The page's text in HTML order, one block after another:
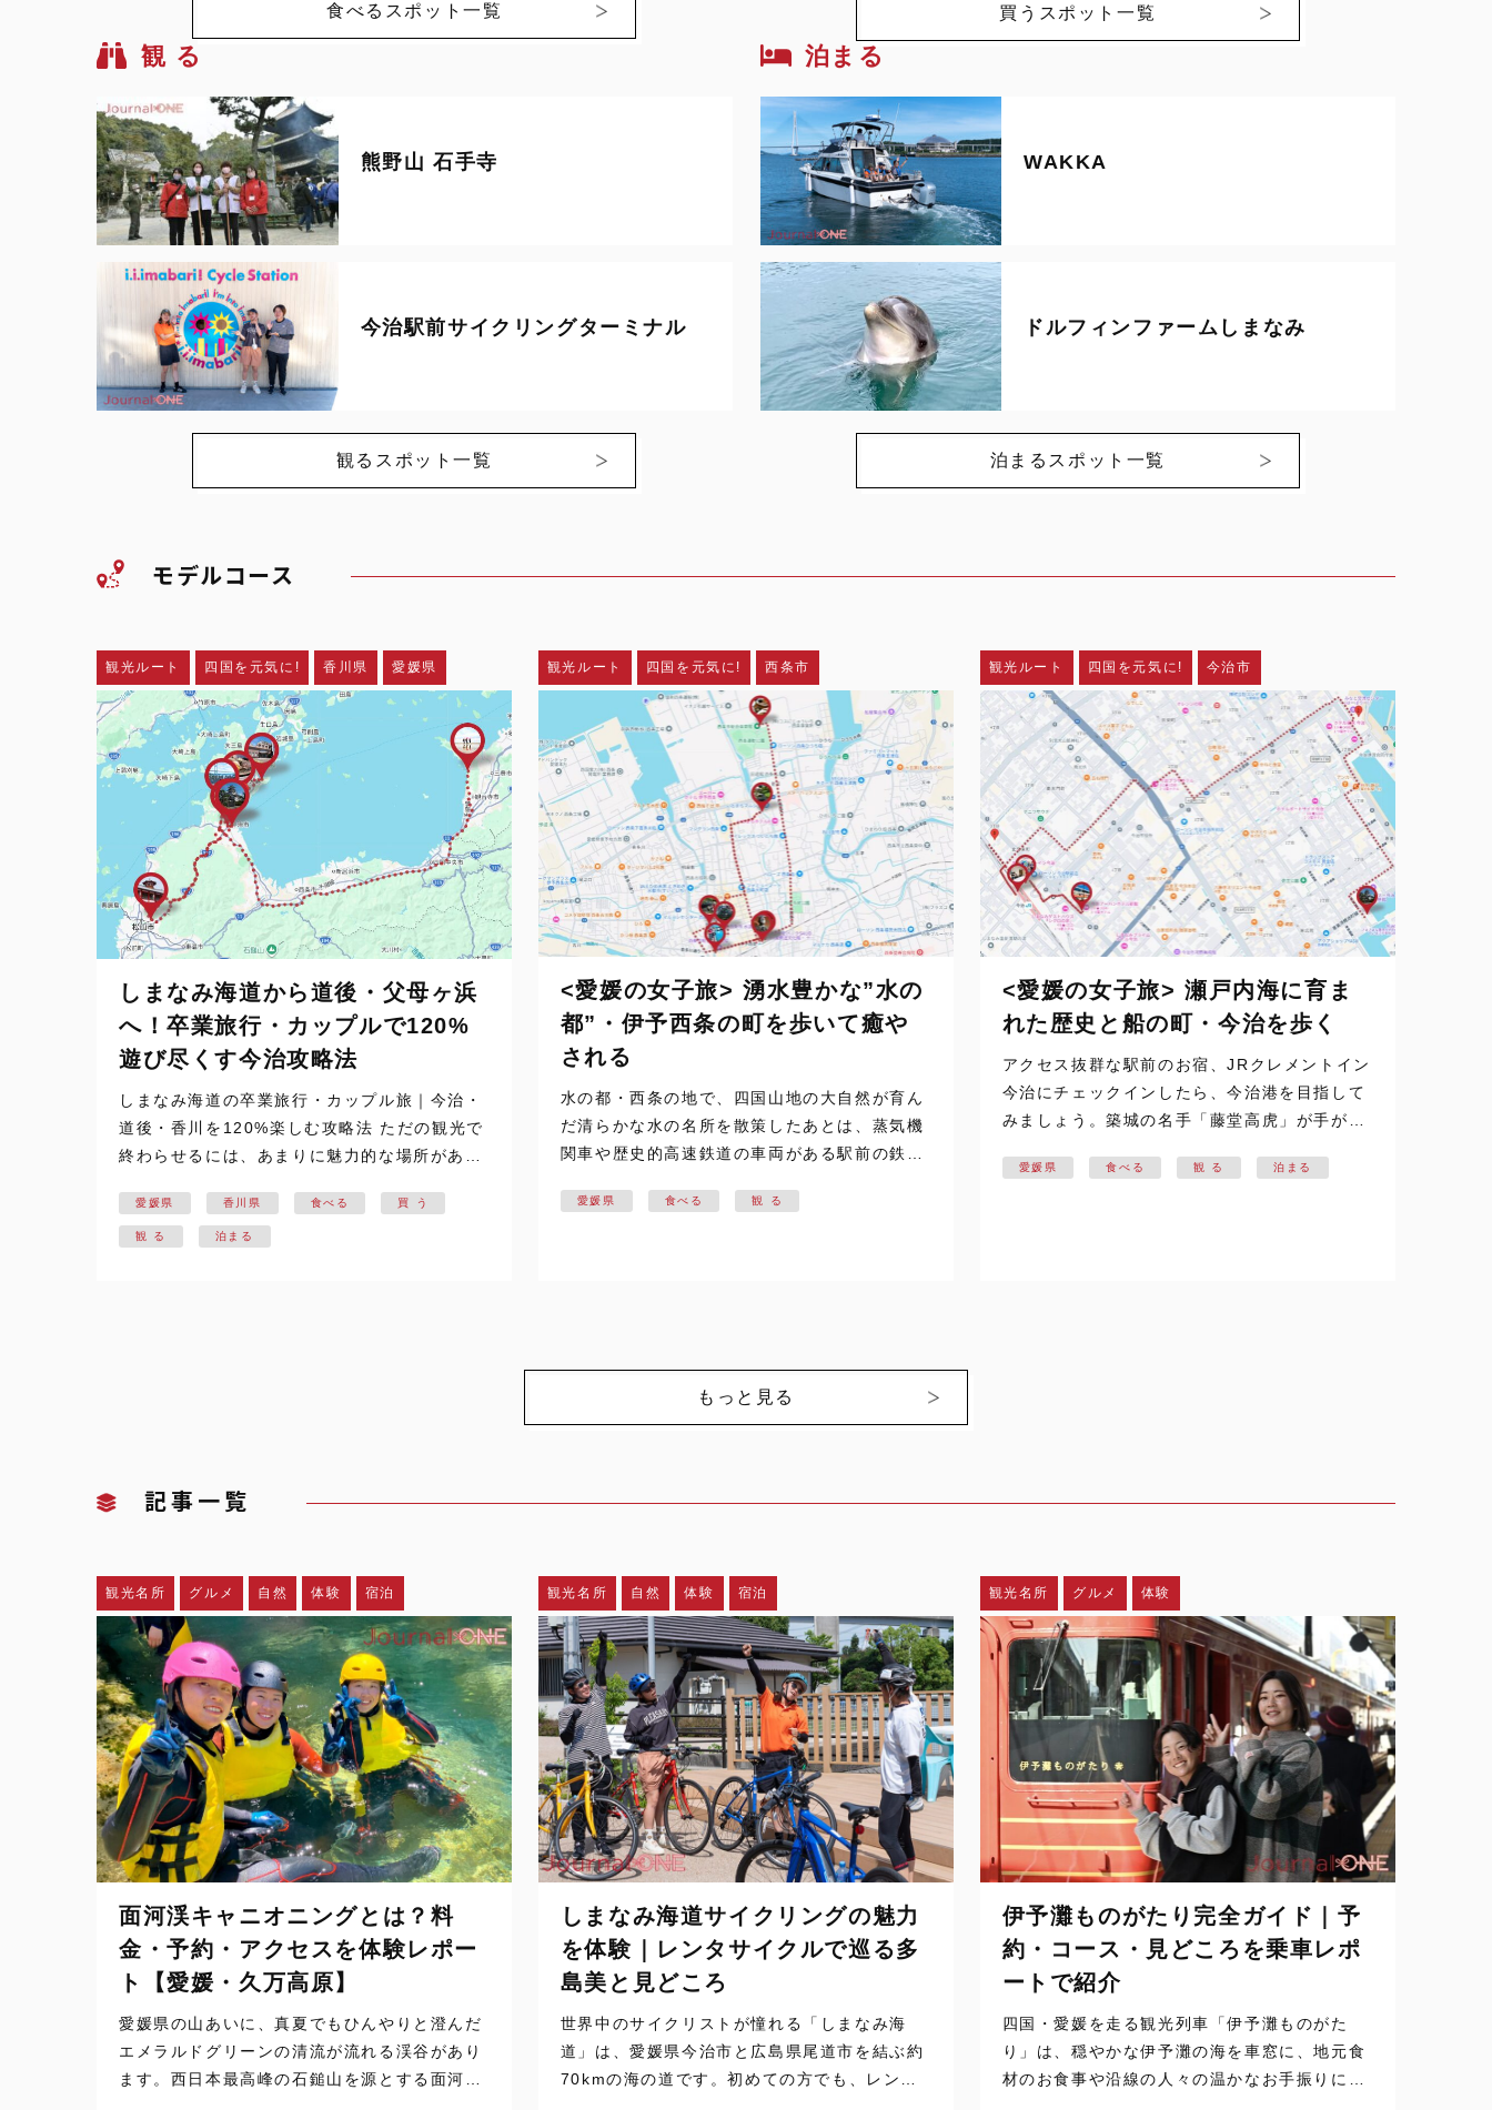
食べるスポット一覧 買うスポット一覧
観 る
熊野山 石手寺
今治駅前サイクリングターミナル
観るスポット一覧
泊まる
WAKKA
ドルフィンファームしまなみ
泊まるスポット一覧
モデルコース
観光ルート 四国を元気に! 香川県 愛媛県
しまなみ海道から道後・父母ヶ浜
へ！卒業旅行・カップルで120%
遊び尽くす今治攻略法
しまなみ海道の卒業旅行・カップル旅｜今治・
道後・香川を120%楽しむ攻略法 ただの観光で
終わらせるには、あまりに魅力的な場所があ
旅において、まず大切なのは「何を見て、どう
心が動いたか」という一生ものの思い出で…
愛媛県 香川県 食べる 買 う
観 る 泊まる
観光ルート 四国を元気に! 西条市
<愛媛の女子旅> 湧水豊かな”水の
都”・伊予西条の町を歩いて癒や
される
水の都・西条の地で、四国山地の大自然が育ん
だ清らかな水の名所を散策したあとは、蒸気機
関車や歴史的高速鉄道の車両がある駅前の鉄道
定期的なイベントもあるので、鉄道ファンから
愛媛県 食べる 観 る
観光ルート 四国を元気に! 今治市
<愛媛の女子旅> 瀬戸内海に育ま
れた歴史と船の町・今治を歩く
アクセス抜群な駅前のお宿、JRクレメントイン
今治にチェックインしたら、今治港を目指して
みましょう。築城の名手「藤堂高虎」が手がけ
家「原広司氏」が手掛けた船の形の多目的施設
愛媛県 食べる 観 る 泊まる
もっと見る
記事一覧
観光名所 グルメ 自然 体験 宿泊
面河渓キャニオニングとは？料
金・予約・アクセスを体験レポー
ト【愛媛・久万高原】
愛媛県の山あいに、真夏でもひんやりと澄んだ
エメラルドグリーンの清流が流れる渓谷があり
ます。西日本最高峰の石鎚山を源とする面河渓
観光名所 自然 体験 宿泊
しまなみ海道サイクリングの魅力
を体験｜レンタサイクルで巡る多
島美と見どころ
世界中のサイクリストが憧れる「しまなみ海
道」は、愛媛県今治市と広島県尾道市を結ぶ約
70kmの海の道です。初めての方でも、レンタ
観光名所 グルメ 体験
伊予灘ものがたり完全ガイド｜予
約・コース・見どころを乗車レポ
ートで紹介
四国・愛媛を走る観光列車「伊予灘ものがた
り」は、穏やかな伊予灘の海を車窓に、地元食
材のお食事や沿線の人々の温かなお手振りにふ